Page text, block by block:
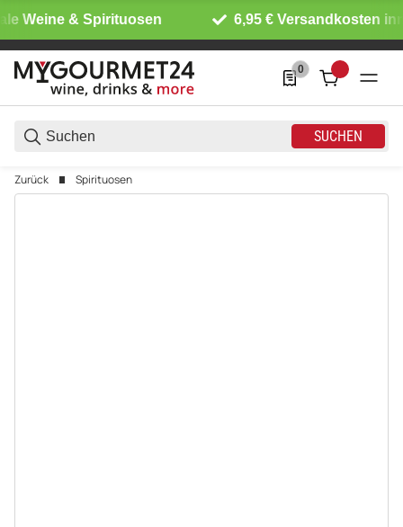
Weine & Spirituosen 6,95 € Versandkosten
SUCHEN
0
0 Produkte in der
Zurück Spirituosen